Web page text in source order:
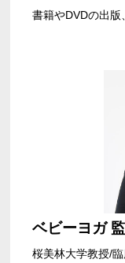
書籍やDVDの出版
ベビーヨガ
桜美林大学教授/臨